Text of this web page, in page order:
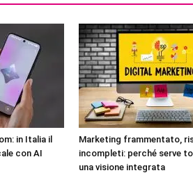
in Italia il
con AI
Marketing frammentato,
incompleti: perché serve
una visione integrata